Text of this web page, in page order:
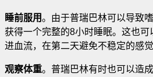
睡前服用。由于普瑞巴林可以导致
获得一个完整的8小时睡眠。这也
进血流，在第二天避免不稳定的感觉
观察体重。普瑞巴林有时也可以造